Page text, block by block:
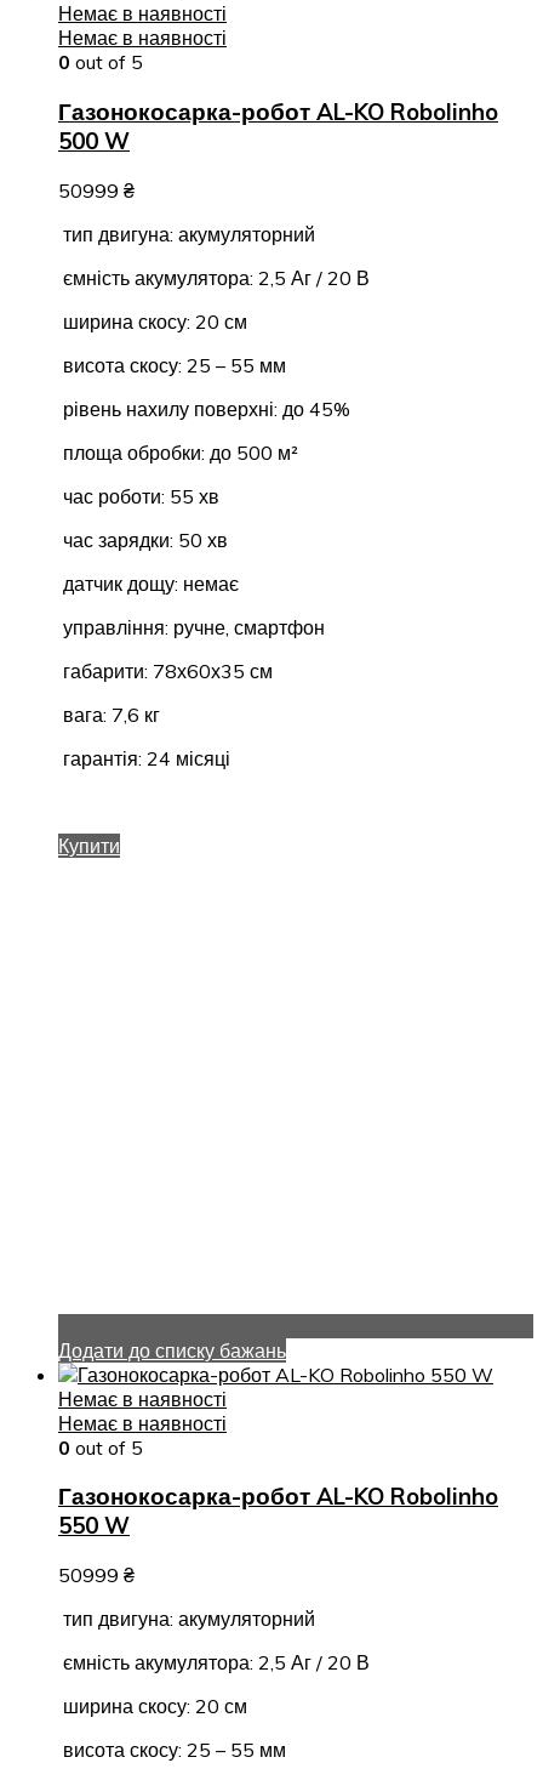
Немає в наявності
Немає в наявності
0 out of 5
Газонокосарка-робот AL-KO Robolinho
500 W
50999 ₴
тип двигуна: акумуляторний
ємність акумулятора: 2,5 Аг / 20 В
ширина скосу: 20 см
висота скосу: 25 – 55 мм
рівень нахилу поверхні: до 45%
площа обробки: до 500 м²
час роботи: 55 хв
час зарядки: 50 хв
датчик дощу: немає
управління: ручне, смартфон
габарити: 78х60х35 см
вага: 7,6 кг
гарантія: 24 місяці
Купити
Додати до списку бажань
Немає в наявності
Немає в наявності
0 out of 5
Газонокосарка-робот AL-KO Robolinho
550 W
50999 ₴
тип двигуна: акумуляторний
ємність акумулятора: 2,5 Аг / 20 В
ширина скосу: 20 см
висота скосу: 25 – 55 мм